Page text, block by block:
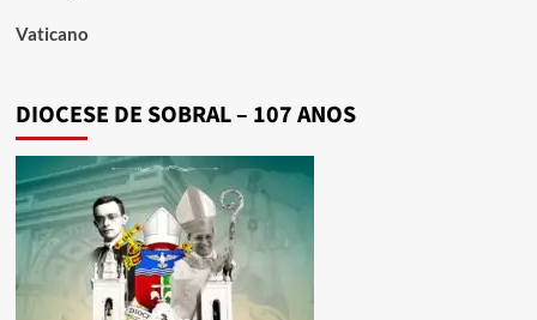
Vaticano
DIOCESE DE SOBRAL – 107 ANOS